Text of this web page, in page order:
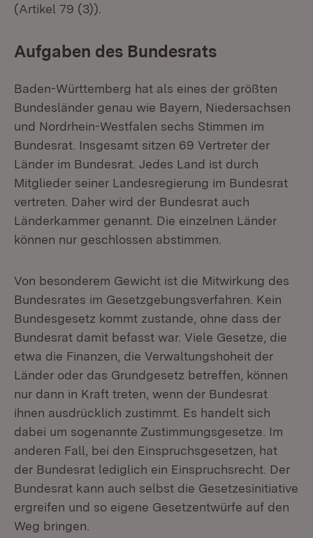
(Artikel 79 (3)).
Aufgaben des Bundesrats
Baden-Württemberg hat als eines der größten
Bundesländer genau wie Bayern, Niedersachsen
und Nordrhein-Westfalen sechs Stimmen im
Bundesrat. Insgesamt sitzen 69 Vertreter der
Länder im Bundesrat. Jedes Land ist durch
Mitglieder seiner Landesregierung im Bundesrat
vertreten. Daher wird der Bundesrat auch
Länderkammer genannt. Die einzelnen Länder
können nur geschlossen abstimmen.
Von besonderem Gewicht ist die Mitwirkung des
Bundesrates im Gesetzgebungsverfahren. Kein
Bundesgesetz kommt zustande, ohne dass der
Bundesrat damit befasst war. Viele Gesetze, die
etwa die Finanzen, die Verwaltungshoheit der
Länder oder das Grundgesetz betreffen, können
nur dann in Kraft treten, wenn der Bundesrat
ihnen ausdrücklich zustimmt. Es handelt sich
dabei um sogenannte Zustimmungsgesetze. Im
anderen Fall, bei den Einspruchsgesetzen, hat
der Bundesrat lediglich ein Einspruchsrecht. Der
Bundesrat kann auch selbst die Gesetzesinitiative
ergreifen und so eigene Gesetzentwürfe auf den
Weg bringen.